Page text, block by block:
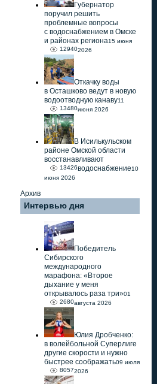
Губернатор
поручил решить
проблемные вопросы
с водоснабжением в Омске
и районах региона
12940
15 июня
2026
Откачку воды
в Осташково ведут в новую
водоотводную канаву
13480
11
июня 2026
В Исилькульском
районе Омской области
восстанавливают
водоснабжение
13426
10
июня 2026
Архив
Интервью дня
Победитель
Сибирского
международного
марафона: «Второе
дыхание у меня
открывалось раза три»
2680
01
августа 2026
Юлия Дробченко:
в волейбольной Суперлиге
другие скорости и нужно
быстрее соображать
8057
09 июля
2026